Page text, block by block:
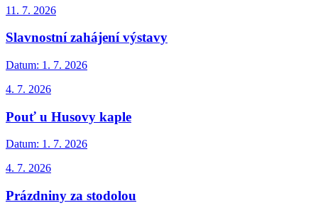
11. 7. 2026
Slavnostní zahájení výstavy
Datum: 1. 7. 2026
4. 7. 2026
Pouť u Husovy kaple
Datum: 1. 7. 2026
4. 7. 2026
Prázdniny za stodolou